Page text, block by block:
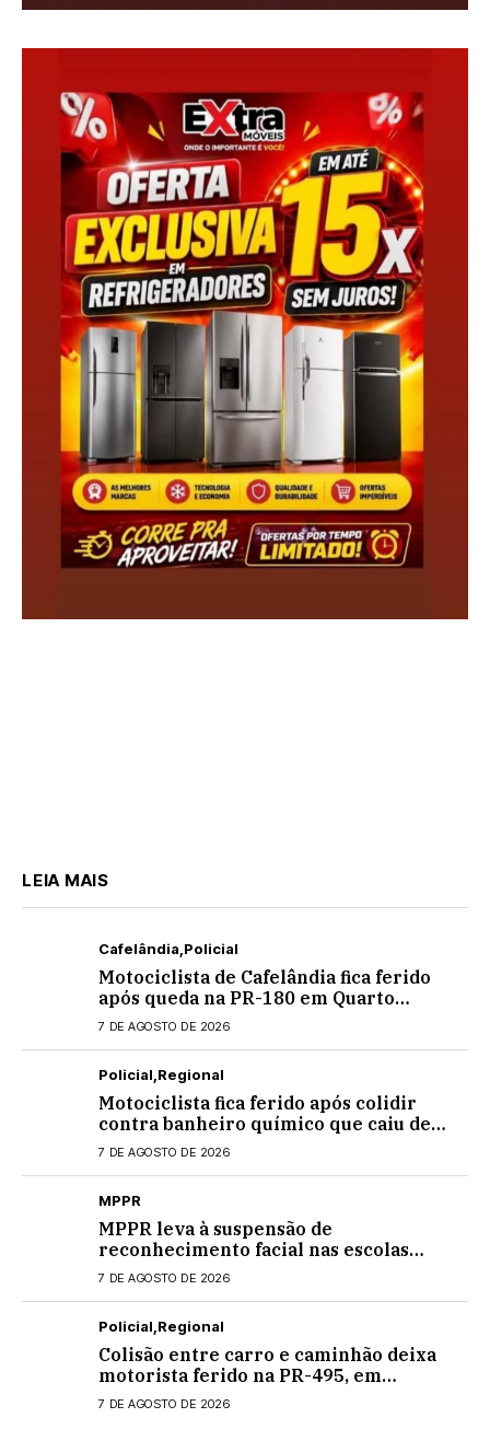
LEIA MAIS
Cafelândia Policial
Motociclista de Cafelândia fica ferido
após queda na PR-180 em Quarto
Centenário
7 DE AGOSTO DE 2026
Policial Regional
Motociclista fica ferido após colidir
contra banheiro químico que caiu de
caminhão na PRC-467, em Cascavel
7 DE AGOSTO DE 2026
MPPR
MPPR leva à suspensão de
reconhecimento facial nas escolas
estaduais
7 DE AGOSTO DE 2026
Policial Regional
Colisão entre carro e caminhão deixa
motorista ferido na PR-495, em
Medianeira
7 DE AGOSTO DE 2026